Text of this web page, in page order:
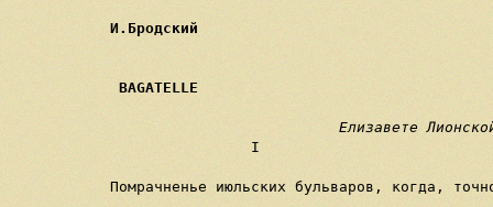
И.Бродский
BAGATELLE
Елизавете
I
Помрачненье июльских бульваров, когда,